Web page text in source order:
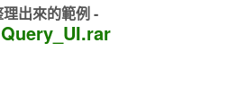
出來的範例 -